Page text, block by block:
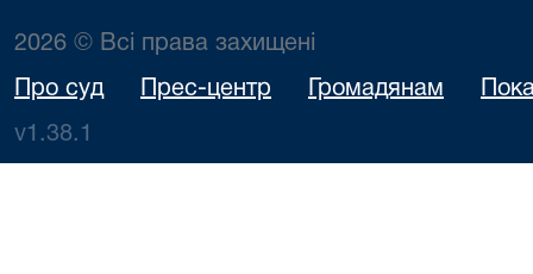
2026 © Всі права захищені
Про суд Прес-центр Громадянам
v1.38.1